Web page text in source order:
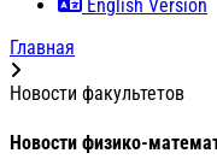
English Version
Главная
Новости факультетов
Новости физико-